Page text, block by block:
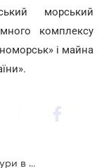
морський
комплексу
і майна
Передачу об'єктів морської інфраструктури в управління приватникам буде розширено